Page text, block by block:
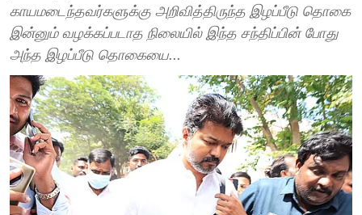
காயமடைந்தவர்களுக்கு அறிவித்திருந்த இழப்பீடு தொகை
இன்னும் வழக்கப்படாத நிலையில் இந்த சந்திப்பின் போது
அந்த இழப்பீடு தொகையை...